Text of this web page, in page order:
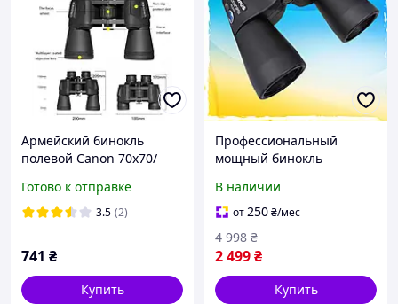
Армейский бинокль
полевой Canon 70х70/
охоты/
Водонепроницаемый
Готово к отправке
3.5 (2)
741 ₴
Купить
Профессиональный
мощный бинокль
Армейский. Тактический
бинокль
В наличии
от250₴/мес
2 499₴
4 998 ₴
Купить